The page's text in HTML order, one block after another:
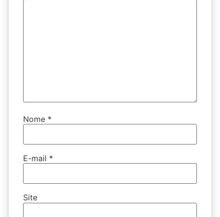
Nome *
E-mail *
Site